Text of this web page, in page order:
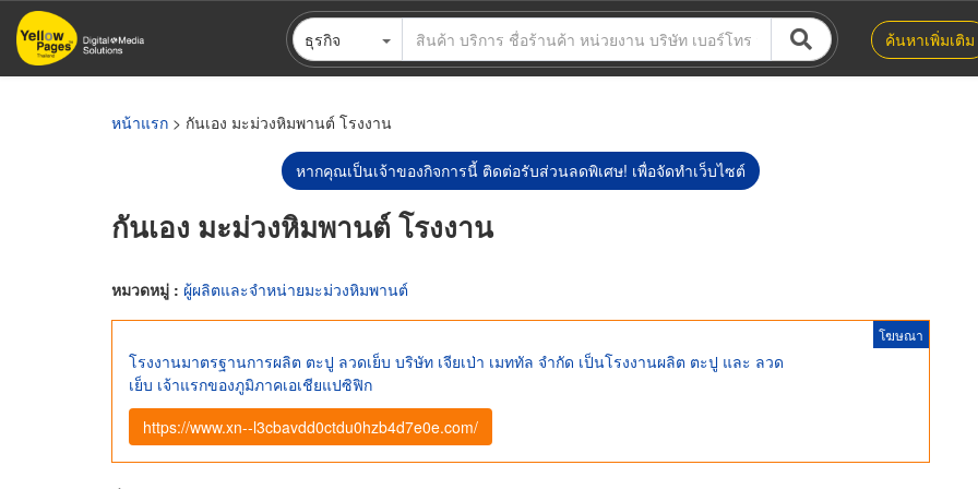
ข้าม
ไป
ธุรกิจ ค้นหาเพิ่มเติม
หน้าแรก > กันเอง มะม่วงหิมพานต์ โรงงาน
หากคุณเป็นเจ้าของกิจการนี้ ติดต่อรับส่วนลดพิเศษ! เพื่อจัดทำเว็บไซต์
กันเอง มะม่วงหิมพานต์ โรงงาน
หมวดหมู่ : ผู้ผลิตและจำหน่ายมะม่วงหิมพานต์
โฆษณา
โรงงานมาตรฐานการผลิต ตะปู ลวดเย็บ บริษัท เจียเป่า เมททัล จำกัด เป็นโรงงานผลิต ตะปู และ ลวด
เย็บ เจ้าแรกของภูมิภาคเอเชียแปซิฟิก
https://www.xn--l3cbavdd0ctdu0hzb4d7e0e.com/